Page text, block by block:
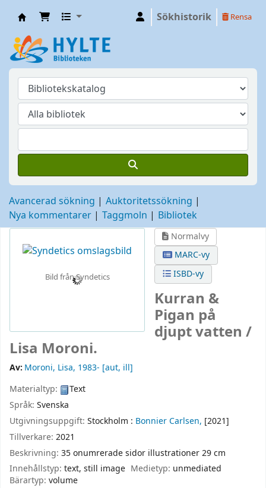
Sökhistorik Rensa
Avancerad sökning
Auktoritetssökning
Nya kommentarer
Taggmoln Bibliotek
Bild från Syndetics
Normalvy
MARC-vy
ISBD-vy
Kurran &
Pigan på
djupt vatten /
Lisa Moroni.
Av: Moroni, Lisa, 1983- [aut, ill]
Materialtyp:
Text
Språk: Svenska
Utgivningsuppgift: Stockholm : Bonnier Carlsen, [2021]
Tillverkare: 2021
Beskrivning: 35 onumrerade sidor illustrationer 29 cm
Innehållstyp: text, still image Medietyp: unmediated
Bärartyp: volume